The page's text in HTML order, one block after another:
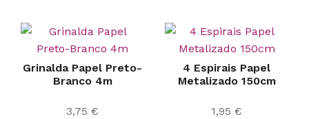
Grinalda Papel Preto-
Branco 4m
3,75 €
4 Espirais Papel
Metalizado 150cm
1,95 €